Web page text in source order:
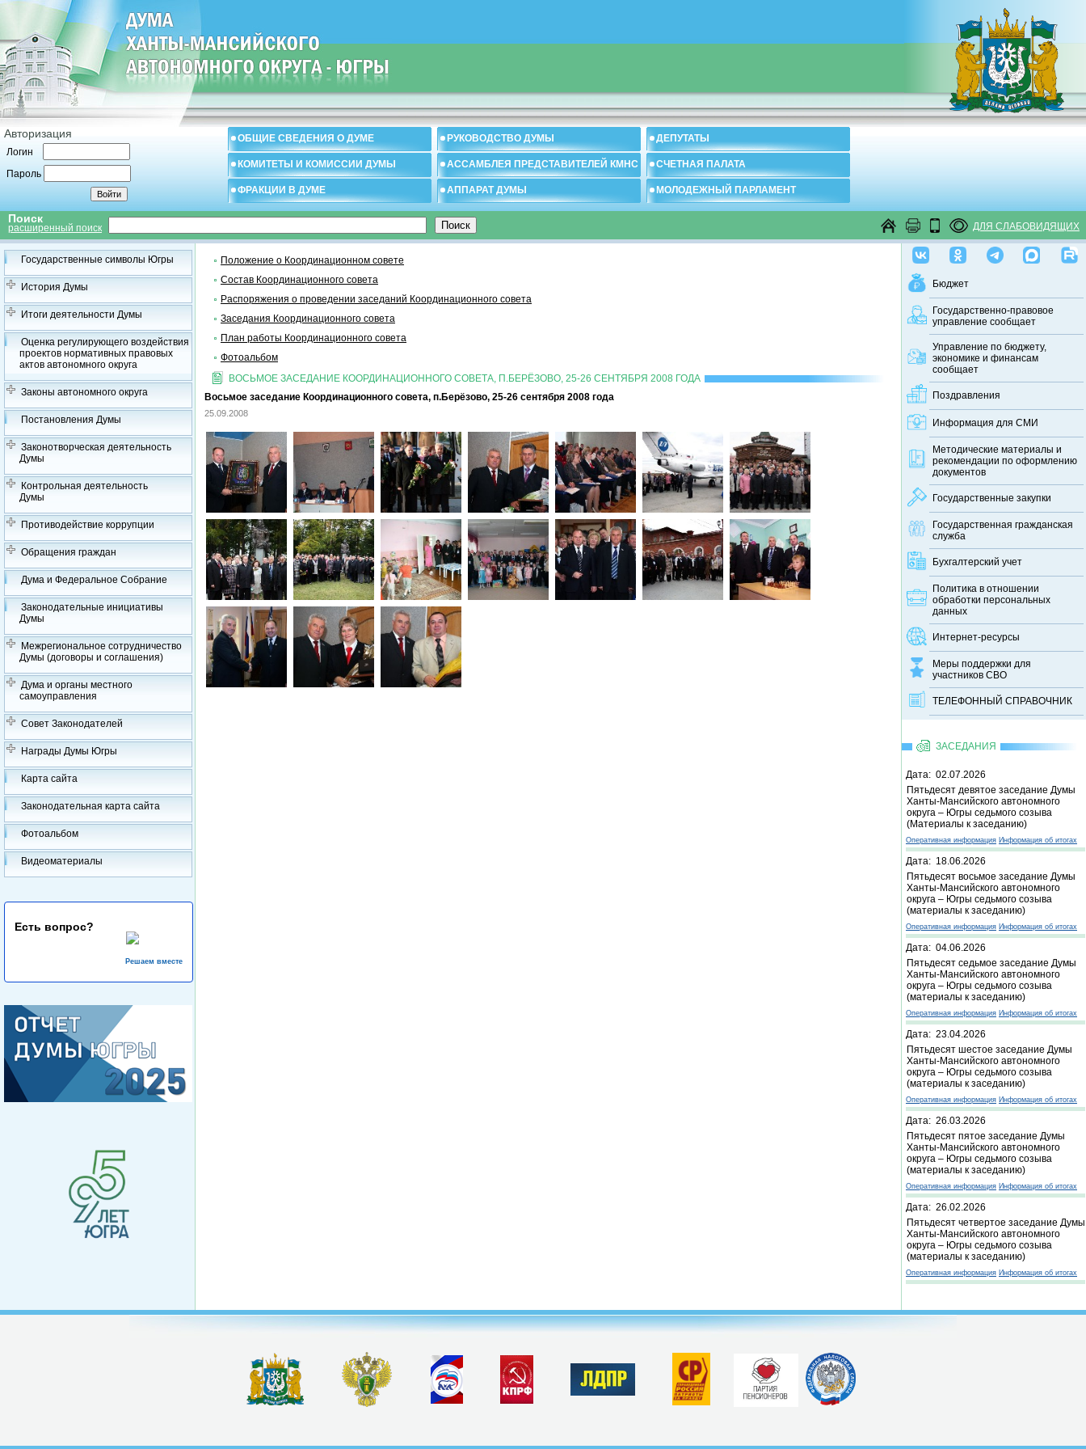
Авторизация
Логин
Пароль
ОБЩИЕ СВЕДЕНИЯ О ДУМЕ РУКОВОДСТВО ДУМЫ ДЕПУТАТЫ
КОМИТЕТЫ И КОМИССИИ ДУМЫ АССАМБЛЕЯ ПРЕДСТАВИТЕЛЕЙ КМНС СЧЕТНАЯ ПАЛАТА
ФРАКЦИИ В ДУМЕ АППАРАТ ДУМЫ МОЛОДЕЖНЫЙ ПАРЛАМЕНТ
Поиск
расширенный поиск ДЛЯ СЛАБОВИДЯЩИХ
Государственные символы Югры
История Думы
Итоги деятельности Думы
Оценка регулирующего воздействия
проектов нормативных правовых
актов автономного округа
Законы автономного округа
Постановления Думы
Законотворческая деятельность
Думы
Контрольная деятельность
Думы
Противодействие коррупции
Обращения граждан
Дума и Федеральное Собрание
Законодательные инициативы
Думы
Межрегиональное сотрудничество
Думы (договоры и соглашения)
Дума и органы местного
самоуправления
Совет Законодателей
Награды Думы Югры
Карта сайта
Законодательная карта сайта
Фотоальбом
Видеоматериалы
Есть вопрос?
Решаем вместе
Бюджет
Государственно-правовое
управление сообщает
Управление по бюджету,
экономике и финансам
сообщает
Поздравления
Информация для СМИ
Методические материалы и
рекомендации по оформлению
документов
Государственные закупки
Государственная гражданская
служба
Бухгалтерский учет
Политика в отношении
обработки персональных
данных
Интернет-ресурсы
Меры поддержки для
участников СВО
ТЕЛЕФОННЫЙ CПРАВОЧНИК
ЗАСЕДАНИЯ
Дата: 02.07.2026
Пятьдесят девятое заседание Думы
Ханты-Мансийского автономного
округа – Югры седьмого созыва
(Материалы к заседанию)
Оперативная информация Информация об итогах
Дата: 18.06.2026
Пятьдесят восьмое заседание Думы
Ханты-Мансийского автономного
округа – Югры седьмого созыва
(материалы к заседанию)
Оперативная информация Информация об итогах
Дата: 04.06.2026
Пятьдесят седьмое заседание Думы
Ханты-Мансийского автономного
округа – Югры седьмого созыва
(материалы к заседанию)
Оперативная информация Информация об итогах
Дата: 23.04.2026
Пятьдесят шестое заседание Думы
Ханты-Мансийского автономного
округа – Югры седьмого созыва
(материалы к заседанию)
Оперативная информация Информация об итогах
Дата: 26.03.2026
Пятьдесят пятое заседание Думы
Ханты-Мансийского автономного
округа – Югры седьмого созыва
(материалы к заседанию)
Оперативная информация Информация об итогах
Дата: 26.02.2026
Пятьдесят четвертое заседание Думы
Ханты-Мансийского автономного
округа – Югры седьмого созыва
(материалы к заседанию)
Оперативная информация Информация об итогах
Положение о Координационном совете
Состав Координационного совета
Распоряжения о проведении заседаний Координационного совета
Заседания Координационного cовета
План работы Координационного совета
Фотоальбом
ВОСЬМОЕ ЗАСЕДАНИЕ КООРДИНАЦИОННОГО СОВЕТА, П.БЕРЁЗОВО, 25-26 СЕНТЯБРЯ 2008 ГОДА
Восьмое заседание Координационного совета, п.Берёзово, 25-26 сентября 2008 года
25.09.2008